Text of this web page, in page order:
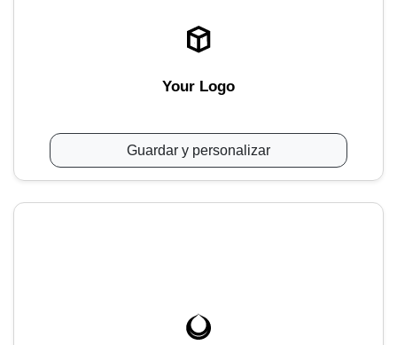
Your Logo
Guardar y personalizar